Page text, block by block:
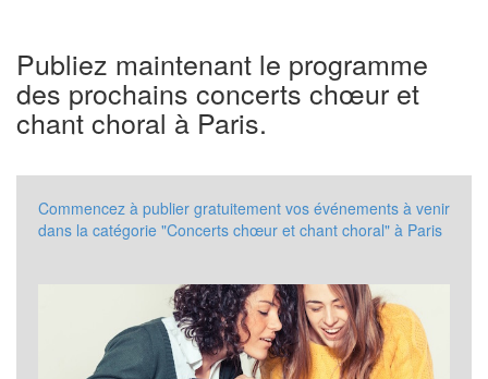
Publiez maintenant le programme
des prochains concerts chœur et
chant choral à Paris.
Commencez à publier gratuitement vos événements à venir
dans la catégorie "Concerts chœur et chant choral" à Paris